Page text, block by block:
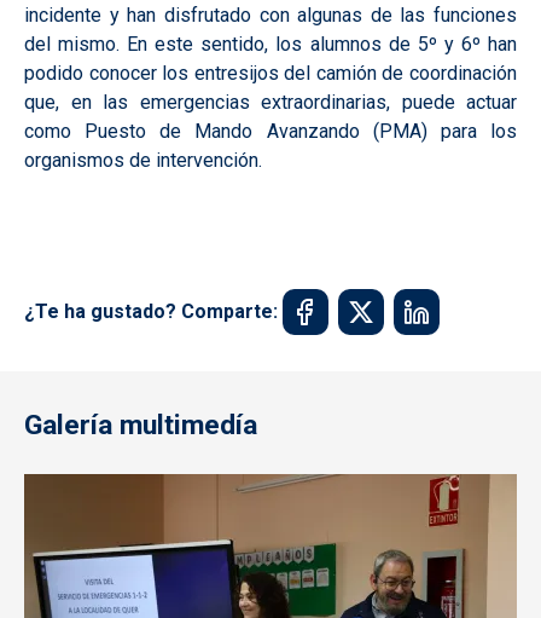
incidente y han disfrutado con algunas de las funciones
del mismo. En este sentido, los alumnos de 5º y 6º han
podido conocer los entresijos del camión de coordinación
que, en las emergencias extraordinarias, puede actuar
como Puesto de Mando Avanzando (PMA) para los
organismos de intervención.
¿Te ha gustado? Comparte:
Galería multimedía